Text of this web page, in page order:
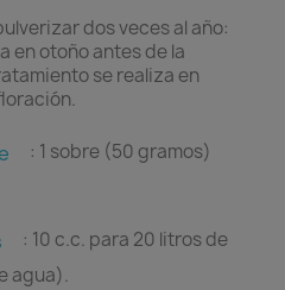
dos veces al año:
en otoño antes de la
se realiza en
: 1 sobre (50 gramos)
: 10 c.c. para 20 litros de
agua).